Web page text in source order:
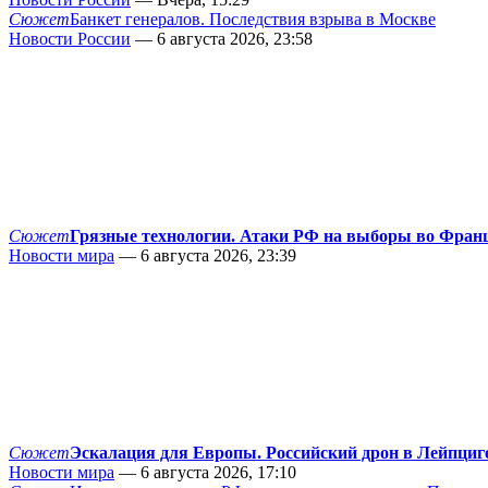
СюжетБанкет генералов. Последствия взрыва в Москве
Новости России — 6 августа 2026, 23:58
СюжетГрязные технологии. Атаки РФ на выборы во
Новости мира — 6 августа 2026, 23:39
СюжетЭскалация для Европы. Российский дрон в
Новости мира — 6 августа 2026, 17:10